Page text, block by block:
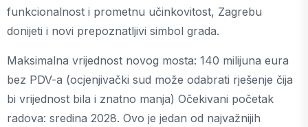
funkcionalnost i prometnu učinkovitost, Zagrebu
donijeti i novi prepoznatljivi simbol grada.
Maksimalna vrijednost novog mosta: 140 milijuna eura
bez PDV-a (ocjenjivački sud može odabrati rješenje čija
bi vrijednost bila i znatno manja) Očekivani početak
radova: sredina 2028. Ovo je jedan od najvažnijih